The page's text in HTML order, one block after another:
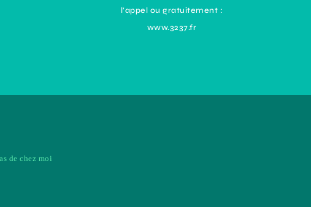
l’appel ou gratuitement :
www.3237.fr
de chez moi